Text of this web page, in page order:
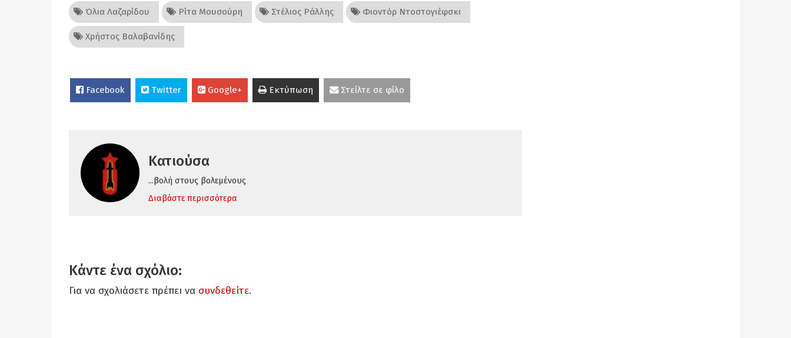
Όλια Λαζαρίδου Ρίτα Μουσούρη Στέλιος Ράλλης Φιοντόρ Ντοστογιέφσκι
Χρήστος Βαλαβανίδης
Facebook Twitter Google+ Εκτύπωση Στείλτε σε φίλο
Κατιούσα
...βολή στους βολεμένους
Διαβάστε περισσότερα
Κάντε ένα σχόλιο:
Για να σχολιάσετε πρέπει να συνδεθείτε.